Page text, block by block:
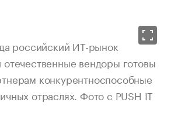
российский ИТ-рынок
отечественные вендоры готовы
конкурентноспособные
отраслях. Фото с PUSH IT